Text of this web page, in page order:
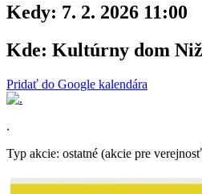
Kedy: 7. 2. 2026 11:00
Kde: Kultúrny dom
Pridať do Google kalendára
.
Typ akcie: ostatné (akcie pre